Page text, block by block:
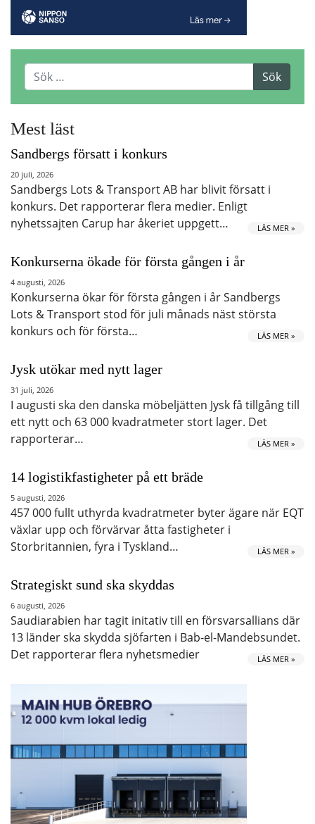
Mest läst
Sandbergs försatt i konkurs
20 juli, 2026
Sandbergs Lots & Transport AB har blivit försatt i
konkurs. Det rapporterar flera medier. Enligt
nyhetssajten Carup har åkeriet uppgett…
LÄS MER »
Konkurserna ökade för första gången i år
4 augusti, 2026
Konkurserna ökar för första gången i år Sandbergs
Lots & Transport stod för juli månads näst största
konkurs och för första…
LÄS MER »
Jysk utökar med nytt lager
31 juli, 2026
I augusti ska den danska möbeljätten Jysk få tillgång till
ett nytt och 63 000 kvadratmeter stort lager. Det
rapporterar…
LÄS MER »
14 logistikfastigheter på ett bräde
5 augusti, 2026
457 000 fullt uthyrda kvadratmeter byter ägare när EQT
växlar upp och förvärvar åtta fastigheter i
Storbritannien, fyra i Tyskland…
LÄS MER »
Strategiskt sund ska skyddas
6 augusti, 2026
Saudiarabien har tagit initativ till en försvarsallians där
13 länder ska skydda sjöfarten i Bab-el-Mandebsundet.
Det rapporterar flera nyhetsmedier
LÄS MER »